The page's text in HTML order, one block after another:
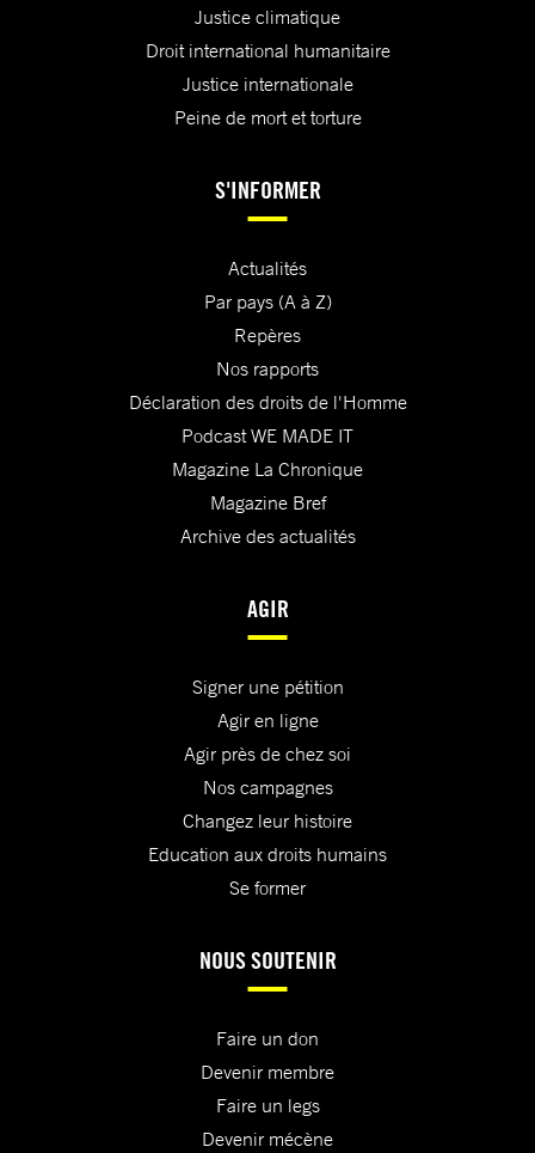
Justice climatique
Droit international humanitaire
Justice internationale
Peine de mort et torture
S'INFORMER
Actualités
Par pays (A à Z)
Repères
Nos rapports
Déclaration des droits de l'Homme
Podcast WE MADE IT
Magazine La Chronique
Magazine Bref
Archive des actualités
AGIR
Signer une pétition
Agir en ligne
Agir près de chez soi
Nos campagnes
Changez leur histoire
Education aux droits humains
Se former
NOUS SOUTENIR
Faire un don
Devenir membre
Faire un legs
Devenir mécène